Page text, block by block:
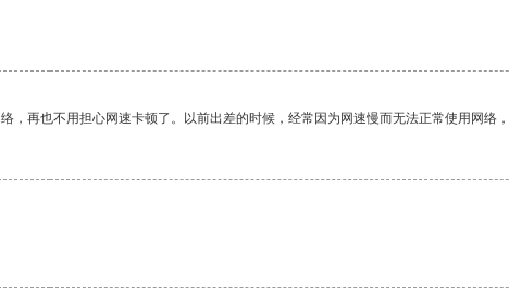
再也不用担心网速卡顿了。以前出差的时候，经常因为网速慢而无法正常使用网络